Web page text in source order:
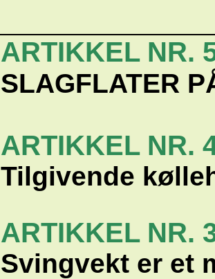
ARTIKKEL NR.
SLAGFLATER
ARTIKKEL NR.
Tilgivende
ARTIKKEL NR.
Svingvekt er et